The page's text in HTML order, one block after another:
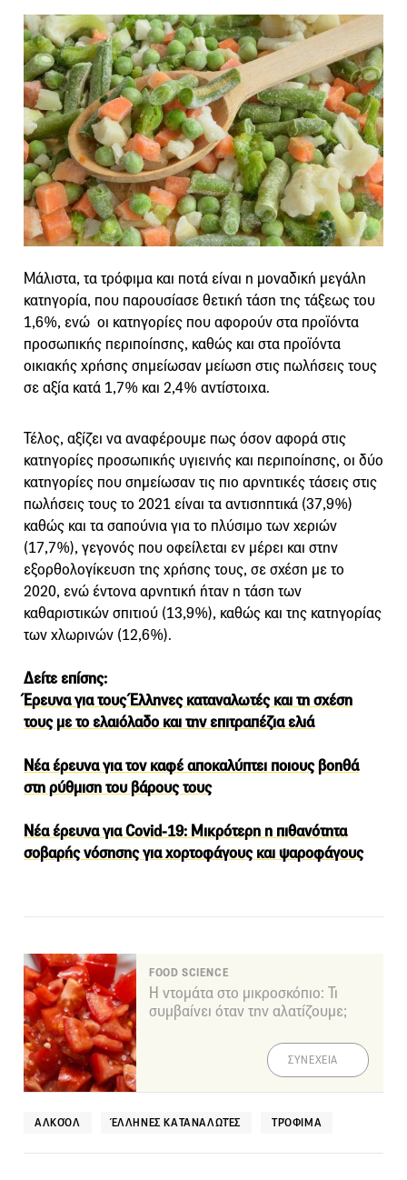
Μάλιστα, τα τρόφιμα και ποτά είναι η μοναδική μεγάλη
κατηγορία, που παρουσίασε θετική τάση της τάξεως του
1,6%, ενώ οι κατηγορίες που αφορούν στα προϊόντα
προσωπικής περιποίησης, καθώς και στα προϊόντα
οικιακής χρήσης σημείωσαν μείωση στις πωλήσεις τους
σε αξία κατά 1,7% και 2,4% αντίστοιχα.
Τέλος, αξίζει να αναφέρουμε πως όσον αφορά στις
κατηγορίες προσωπικής υγιεινής και περιποίησης, οι δύο
κατηγορίες που σημείωσαν τις πιο αρνητικές τάσεις στις
πωλήσεις τους το 2021 είναι τα αντισηπτικά (37,9%)
καθώς και τα σαπούνια για το πλύσιμο των χεριών
(17,7%), γεγονός που οφείλεται εν μέρει και στην
εξορθολογίκευση της χρήσης τους, σε σχέση με το
2020, ενώ έντονα αρνητική ήταν η τάση των
καθαριστικών σπιτιού (13,9%), καθώς και της κατηγορίας
των χλωρινών (12,6%).
Δείτε επίσης:
Έρευνα για τους Έλληνες καταναλωτές και τη σχέση
τους με το ελαιόλαδο και την επιτραπέζια ελιά
Νέα έρευνα για τον καφέ αποκαλύπτει ποιους βοηθά
στη ρύθμιση του βάρους τους
Νέα έρευνα για Covid-19: Μικρότερη η πιθανότητα
σοβαρής νόσησης για χορτοφάγους και ψαροφάγους
FOOD SCIENCE
Η ντομάτα στο μικροσκόπιο: Τι
συμβαίνει όταν την αλατίζουμε;
ΣΥΝΕΧΕΙΑ
ΑΛΚΟΌΛ ΈΛΛΗΝΕΣ ΚΑΤΑΝΑΛΩΤΈΣ ΤΡΌΦΙΜΑ